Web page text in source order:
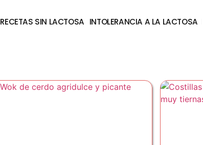
RECETAS SIN LACTOSA INTOLERANCIA A LA LACTOSA